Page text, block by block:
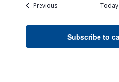
PreviousEvents Today
Subscribe to